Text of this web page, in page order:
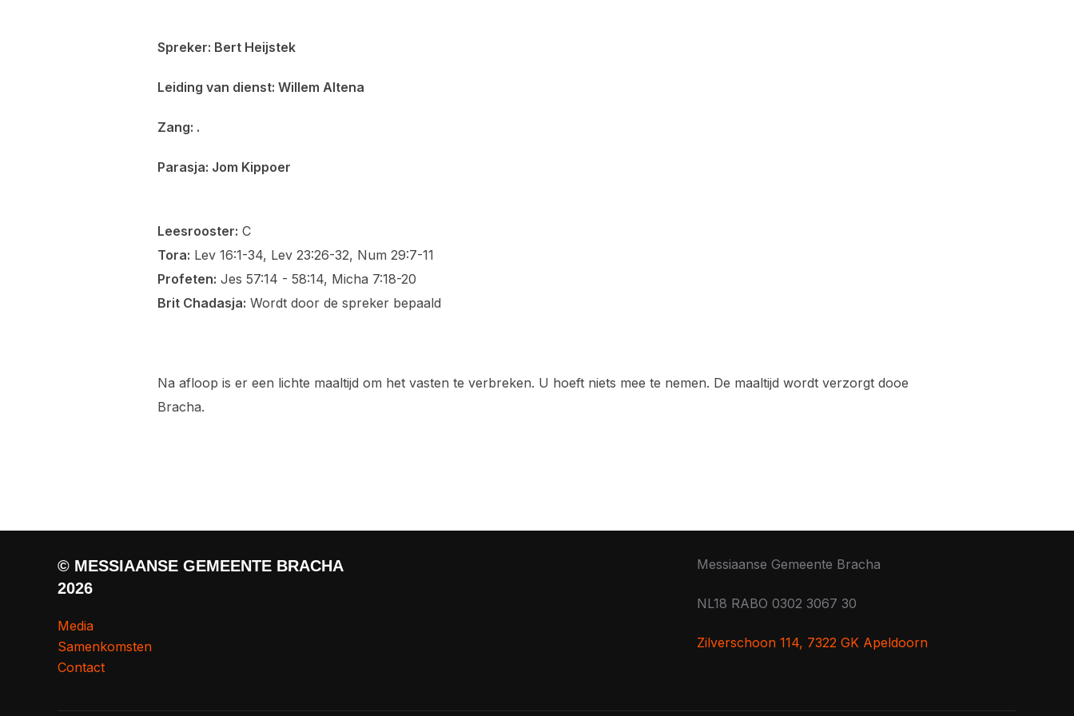
Spreker: Bert Heijstek
Leiding van dienst: Willem Altena
Zang: .
Parasja: Jom Kippoer
Leesrooster: C
Tora: Lev 16:1-34, Lev 23:26-32, Num 29:7-11
Profeten: Jes 57:14 - 58:14, Micha 7:18-20
Brit Chadasja: Wordt door de spreker bepaald
Na afloop is er een lichte maaltijd om het vasten te verbreken. U hoeft niets mee te nemen. De maaltijd wordt verzorgt dooe
Bracha.
© MESSIAANSE GEMEENTE BRACHA
2026
Media
Samenkomsten
Contact
Messiaanse Gemeente Bracha
NL18 RABO 0302 3067 30
Zilverschoon 114, 7322 GK Apeldoorn